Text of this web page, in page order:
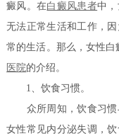
癜风。在白癜风患者中
无法正常生活和工作，
常的生活。那么，女性
医院的介绍。
1、饮食习惯。
众所周知，饮食习惯
女性常见内分泌失调，